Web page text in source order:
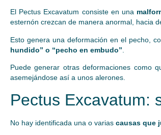
El Pectus Excavatum consiste en una
esternón crezcan de manera anormal, hacia
Esto genera una deformación en el pecho,
hundido” o “pecho en embudo”
Puede generar otras deformaciones como
asemejándose así a unos alerones.
Pectus Excavatum:
No hay identificada una o varias causas que